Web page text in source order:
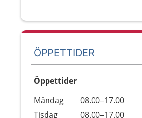
ÖPPETTIDER
Öppettider
Dag
Öppettider
Kommentarer
Måndag
08.00–17.00
Tisdag
08.00–17.00